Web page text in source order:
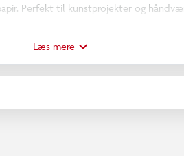
Perfekt til kunstprojekter og
Læs mere